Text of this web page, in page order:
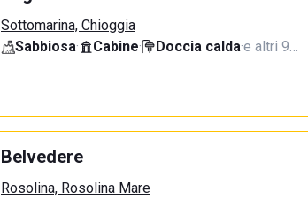
Sottomarina, Chioggia
Sabbiosa· Cabine· Doccia calda·e altri 9…
Belvedere
Rosolina, Rosolina Mare